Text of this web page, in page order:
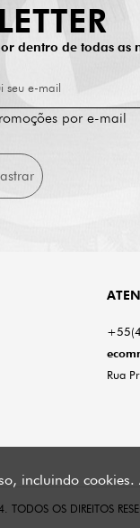
dentro de todas as
seu e-mail
por e-mail
Rua
OS DIREITOS
incluindo